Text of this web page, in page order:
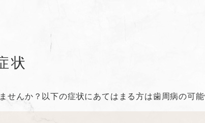
状
せんか？以下の症状にあてはまる方は歯周病の可能